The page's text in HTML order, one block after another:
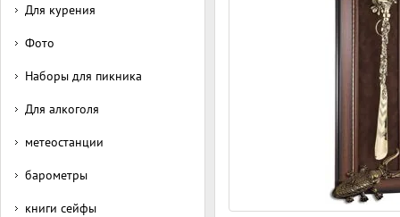
Для курения
Фото
Наборы для пикника
Для алкоголя
метеостанции
барометры
книги сейфы